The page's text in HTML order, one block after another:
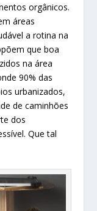
orgânicos.
áreas
a rotina na
que boa
na área
90% das
urbanizados,
de caminhões
dos
Que tal